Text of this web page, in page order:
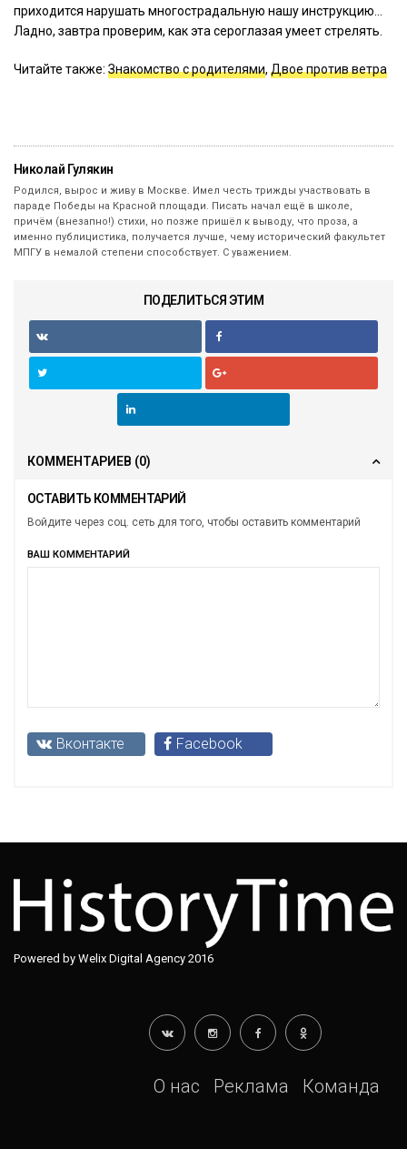
приходится нарушать многострадальную нашу инструкцию…
Ладно, завтра проверим, как эта сероглазая умеет стрелять.
Читайте также: Знакомство с родителями, Двое против ветра
Николай Гулякин
Родился, вырос и живу в Москве. Имел честь трижды участвовать в
параде Победы на Красной площади. Писать начал ещё в школе,
причём (внезапно!) стихи, но позже пришёл к выводу, что проза, а
именно публицистика, получается лучше, чему исторический факультет
МПГУ в немалой степени способствует. С уважением.
ПОДЕЛИТЬСЯ ЭТИМ
КОММЕНТАРИЕВ (0)
ОСТАВИТЬ КОММЕНТАРИЙ
Войдите через соц. сеть для того, чтобы оставить комментарий
ВАШ КОММЕНТАРИЙ
Вконтакте Facebook
Powered by Welix Digital Agency 2016
О нас Реклама Команда